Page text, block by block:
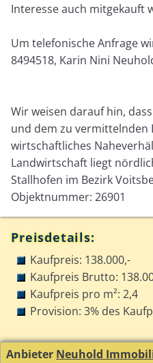
Interesse auch mitgekauft
Um telefonische Anfrage
8494518, Karin Nini
Wir weisen darauf hin,
und dem zu
wirtschaftliches
Landwirtschaft liegt
Stallhofen im Bezirk
Objektnummer: 26901
Preisdetails:
Kaufpreis: 138.000,-
Kaufpreis Brutto:
Kaufpreis pro m²: 2,4
Provision: 3% des
Anbieter Neuhold